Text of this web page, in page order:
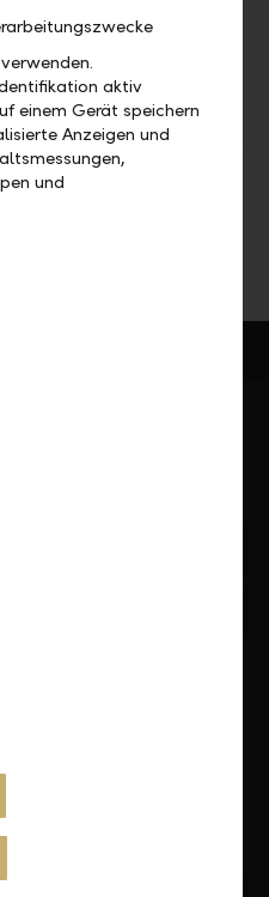
Drucken
aktiv
einem Gerät speichern
Anzeigen und
und